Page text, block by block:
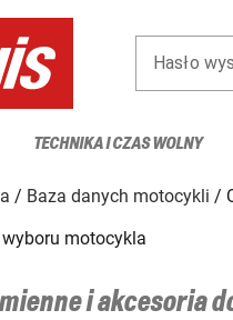
Hasło
TECHNIKA I CZAS WOLNY
Baza danych motocykli
motocykla
i akcesoria